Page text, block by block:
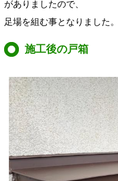
がありましたので、
足場を組む事となりました。
施工後の戸箱